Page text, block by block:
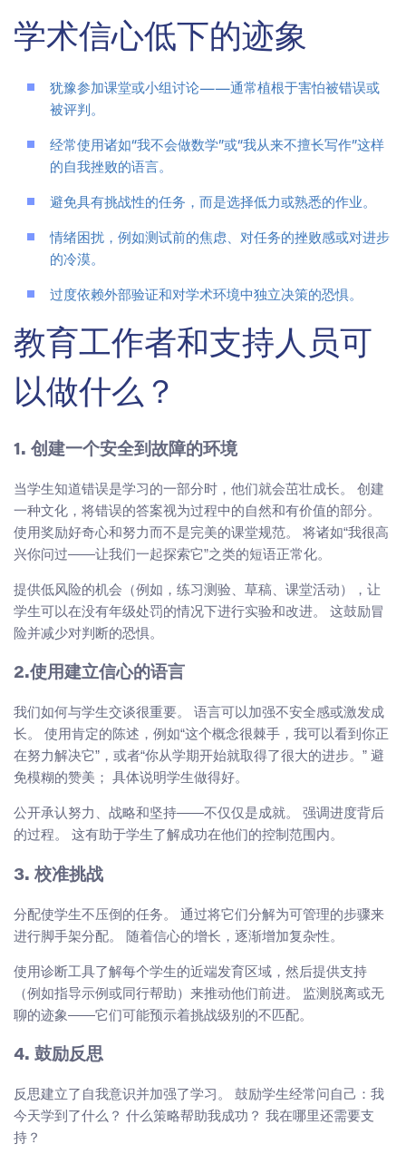
学术信心低下的迹象
犹豫参加课堂或小组讨论——通常植根于害怕被错误或
被评判。
经常使用诸如“我不会做数学”或“我从来不擅长写作”这样
的自我挫败的语言。
避免具有挑战性的任务，而是选择低力或熟悉的作业。
情绪困扰，例如测试前的焦虑、对任务的挫败感或对进步
的冷漠。
过度依赖外部验证和对学术环境中独立决策的恐惧。
教育工作者和支持人员可
以做什么？
1. 创建一个安全到故障的环境
当学生知道错误是学习的一部分时，他们就会茁壮成长。 创建
一种文化，将错误的答案视为过程中的自然和有价值的部分。
使用奖励好奇心和努力而不是完美的课堂规范。 将诸如“我很高
兴你问过——让我们一起探索它”之类的短语正常化。
提供低风险的机会（例如，练习测验、草稿、课堂活动），让
学生可以在没有年级处罚的情况下进行实验和改进。 这鼓励冒
险并减少对判断的恐惧。
2.使用建立信心的语言
我们如何与学生交谈很重要。 语言可以加强不安全感或激发成
长。 使用肯定的陈述，例如“这个概念很棘手，我可以看到你正
在努力解决它”，或者“你从学期开始就取得了很大的进步。” 避
免模糊的赞美； 具体说明学生做得好。
公开承认努力、战略和坚持——不仅仅是成就。 强调进度背后
的过程。 这有助于学生了解成功在他们的控制范围内。
3. 校准挑战
分配使学生不压倒的任务。 通过将它们分解为可管理的步骤来
进行脚手架分配。 随着信心的增长，逐渐增加复杂性。
使用诊断工具了解每个学生的近端发育区域，然后提供支持
（例如指导示例或同行帮助）来推动他们前进。 监测脱离或无
聊的迹象——它们可能预示着挑战级别的不匹配。
4. 鼓励反思
反思建立了自我意识并加强了学习。 鼓励学生经常问自己：我
今天学到了什么？ 什么策略帮助我成功？ 我在哪里还需要支
持？